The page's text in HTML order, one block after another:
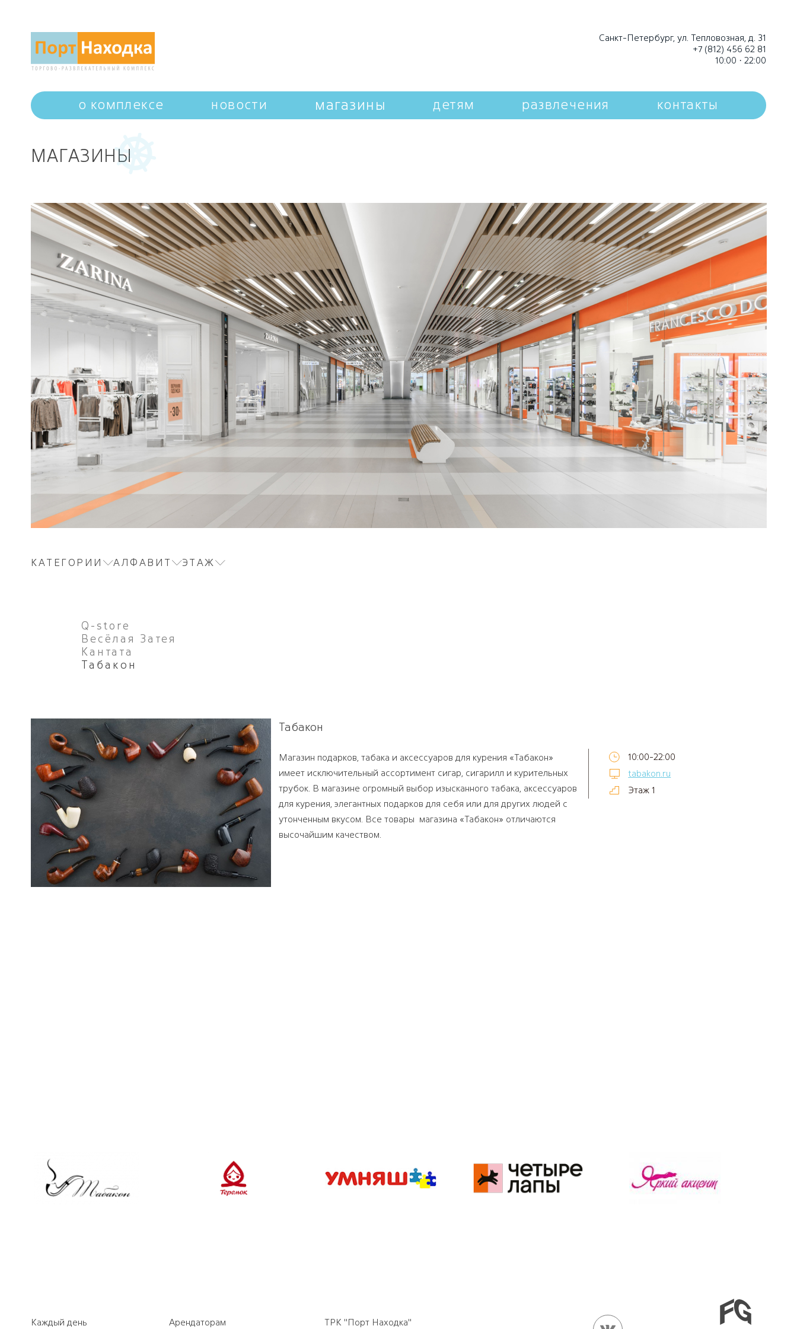
Санкт-Петербург, ул. Тепловозная, д. 31
+7 (812) 456 62 81
10:00 · 22:00
о комплексе новости магазины детям развлечения контакты
МАГАЗИНЫ
КАТЕГОРИИ АЛФАВИТ ЭТАЖ
Q-store
Весёлая Затея
Кантата
Табакон
Табакон
Магазин подарков, табака и аксессуаров для курения «Табакон»
имеет исключительный ассортимент сигар, сигарилл и курительных
трубок. В магазине огромный выбор изысканного табака, аксессуаров
для курения, элегантных подарков для себя или для других людей с
утонченным вкусом. Все товары магазина «Табакон» отличаются
высочайшим качеством.
10:00-22:00
tabakon.ru
Этаж 1
Каждый день Арендаторам ТРК "Порт Находка"